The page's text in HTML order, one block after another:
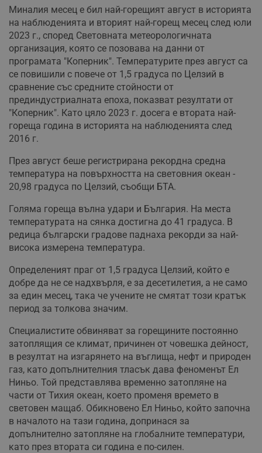
Миналия месец е бил най-горещият август в историята
на наблюденията и вторият най-горещ месец след юли
2023 г., според Световната метеорологичната
организация, която се позовава на данни от
програмата "Коперник". Температурите през август са
се повишили с повече от 1,5 градуса по Целзий в
сравнение със средните стойности от
прединдустриалната епоха, показват резултати от
"Коперник". Като цяло 2023 г. досега е втората най-
гореща година в историята на наблюденията след
2016 г.
През август беше регистрирана рекордна средна
температура на повърхността на световния океан -
20,98 градуса по Целзий, съобщи БТА.
Голяма гореща вълна удари и България. На места
температурата на сянка достигна до 41 градуса. В
редица български градове паднаха рекорди за най-
висока измерена температура.
Определеният праг от 1,5 градуса Целзий, който е
добре да не се надхвърля, е за десетилетия, а не само
за един месец, така че учените не смятат този кратък
период за толкова значим.
Специалистите обвиняват за горещините постоянно
затоплящия се климат, причинен от човешка дейност,
в резултат на изгарянето на въглища, нефт и природен
газ, като допълнителния тласък дава феноменът Ел
Ниньо. Той представлява временно затопляне на
части от Тихия океан, което променя времето в
световен мащаб. Обикновено Ел Ниньо, който започна
в началото на тази година, допринася за
допълнително затопляне на глобалните температури,
като през втората си година е по-силен.